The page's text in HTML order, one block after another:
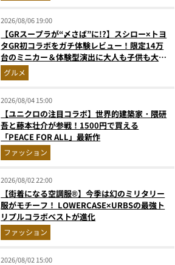
2026/08/06 19:00
【GRスープラが“〆さば”に!?】スシロー×トヨ
タGR初コラボをガチ体験レビュー！限定14万
台のミニカー＆体験型演出に大人も子供も大興
奮間違いなし
グルメ
2026/08/04 15:00
【ユニクロの注目コラボ】世界的建築家・隈研
吾と藤本壮介が参戦！1500円で買える
「PEACE FOR ALL」最新作
ファッション
2026/08/02 22:00
【街着になる空調服®】今季は幻のミリタリー
服がモチーフ！ LOWERCASE×URBSの最強ト
リプルコラボベストが進化
ファッション
2026/08/02 15:00